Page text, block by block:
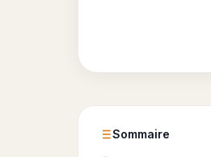
Sommaire